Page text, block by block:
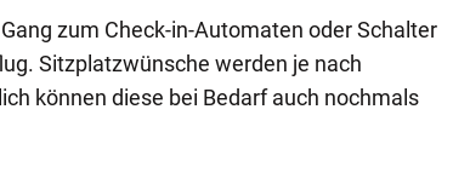
zum Check-in-Automaten oder Schalter
Sitzplatzwünsche werden je nach
können diese bei Bedarf auch nochmals